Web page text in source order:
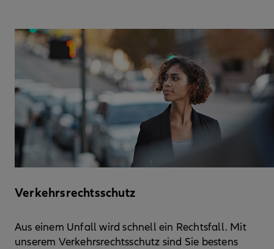
Verkehrsrechtsschutz
Aus einem Unfall wird schnell ein Rechtsfall. Mit
unserem Verkehrsrechtsschutz sind Sie bestens